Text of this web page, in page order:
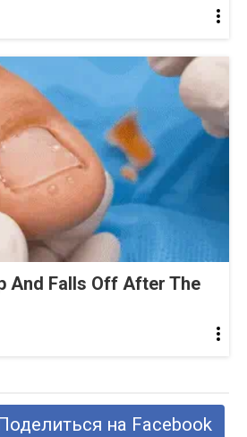
And Falls Off After The
на Facebook